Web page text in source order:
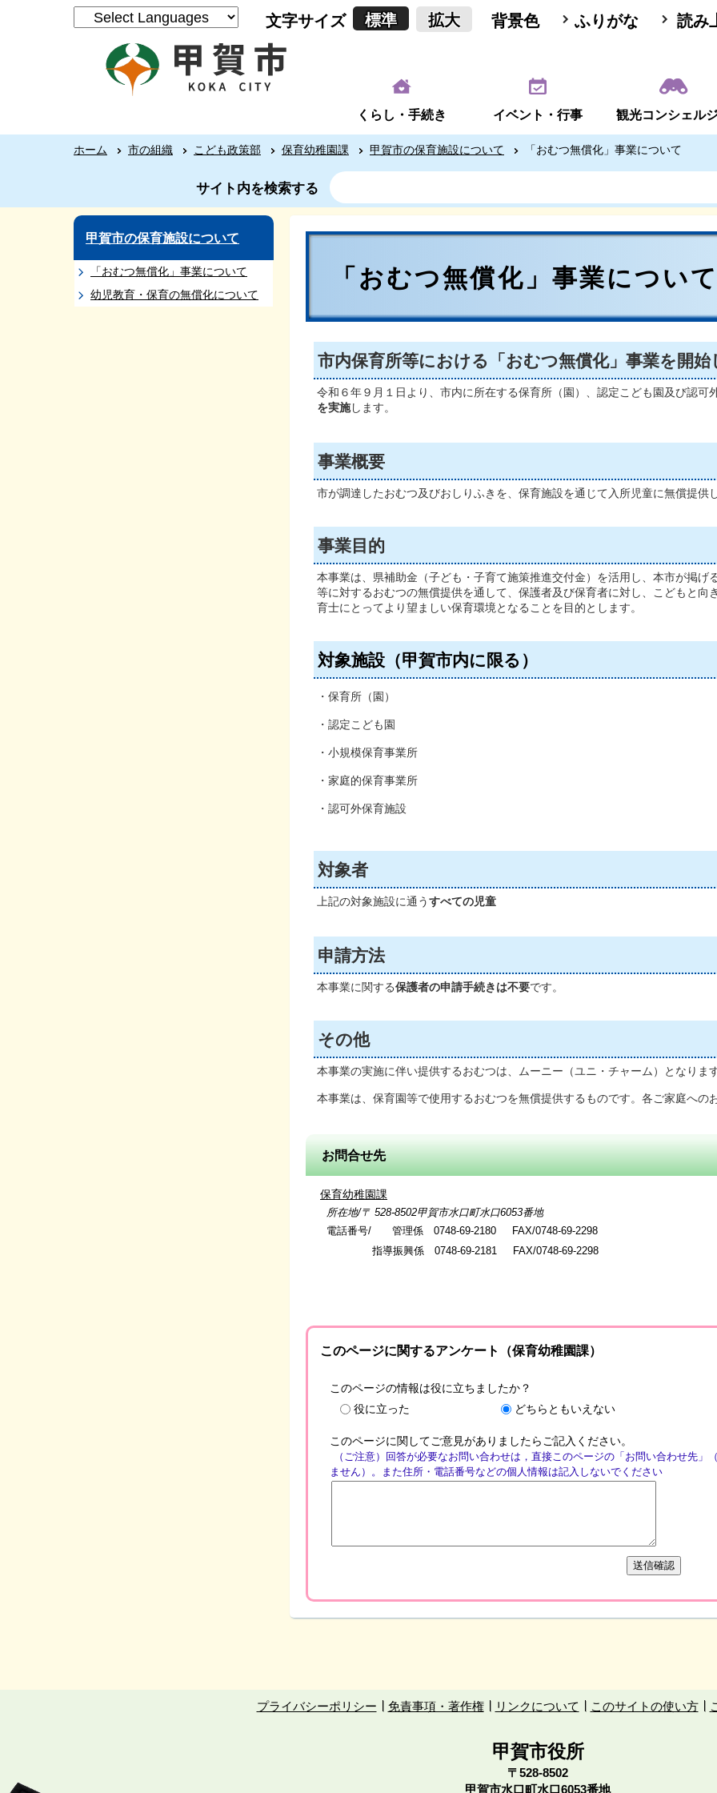
文字サイズ 標準 拡大 背景色 ふりがな 読み
くらし・手続き イベント・行事 観光コンシェル
ホーム 市の組織 こども政策部 保育幼稚園課 甲賀市の保育施設について 「おむつ無償化」事業について
サイト内を検索する
甲賀市の保育施設について
「おむつ無償化」事業について
幼児教育・保育の無償化について
「おむつ無償化」事業につい
市内保育所等における「おむつ無償化」事業を開始
令和６年９月１日より、市内に所在する保育所（園）、認定こども園及び認可
を実施します。
事業概要
市が調達したおむつ及びおしりふきを、保育施設を通じて入所児童に無償提供
事業目的
本事業は、県補助金（子ども・子育て施策推進交付金）を活用し、 本市が掲げ
等に対するおむつの無償提供を通して、保護者及び保育者に対し、こどもと
育士にとってより望ましい保育環境となることを目的とします。
対象施設（甲賀市内に限る）
・保育所（園）
・認定こども園
・小規模保育事業所
・家庭的保育事業所
・認可外保育施設
対象者
上記の対象施設に通うすべての児童
申請方法
本事業に関する保護者の申請手続きは不要です。
その他
本事業の実施に伴い提供するおむつは、ムーニー（ユニ・チャーム）となりま
本事業は、保育園等で使用するおむつを無償提供するものです。各ご家庭への
お問合せ先
保育幼稚園課
所在地/〒 528-8502甲賀市水口町水口6053番地
電話番号/ 管理係 0748-69-2180
FAX/0748-69-2298
指導振興係 0748-69-2181
FAX/0748-69-2298
このページに関するアンケート（保育幼稚園課）
このページの情報は役に立ちましたか？
役に立った
どちらともいえない
このページに関してご意見がありましたらご記入ください。
（ご注意）回答が必要なお問い合わせは，直接このページの「お問い合わせ先
ません）。また住所・電話番号などの個人情報は記入しないでください
プライバシーポリシー 免責事項・著作権 リンクについて このサイトの使い方
甲賀市役所
〒528-8502
甲賀市水口町水口6053番地